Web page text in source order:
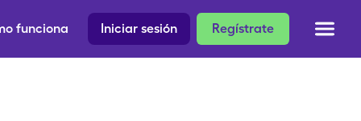
Regístrate
Iniciar sesión
funciona